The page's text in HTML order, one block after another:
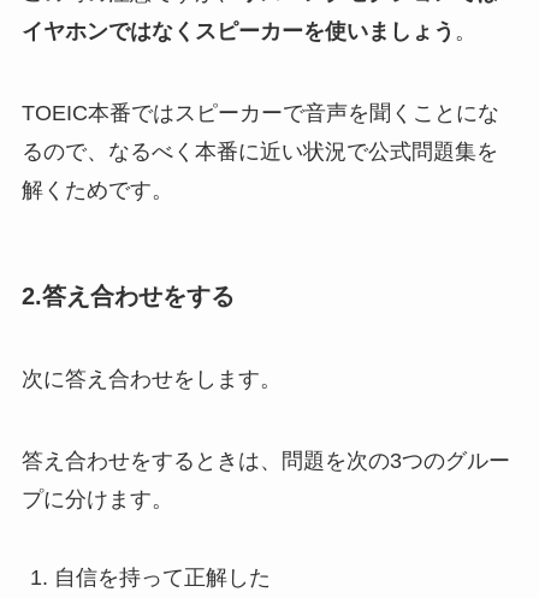
イヤホンではなくスピーカーを使いましょう 。
TOEIC本番ではスピーカーで音声を聞くことにな
るので、なるべく本番に近い状況で公式問題集を
解くためです。
2.答え合わせをする
次に答え合わせをします。
答え合わせをするときは、問題を次の3つのグルー
プに分けます。
自信を持って正解した